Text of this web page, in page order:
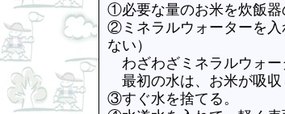
①必要な量のお米を炊飯器
②ミネラルウォーターを入
ない）
わざわざミネラルウォー
最初の水は、お米が吸収
③すぐ水を捨てる。